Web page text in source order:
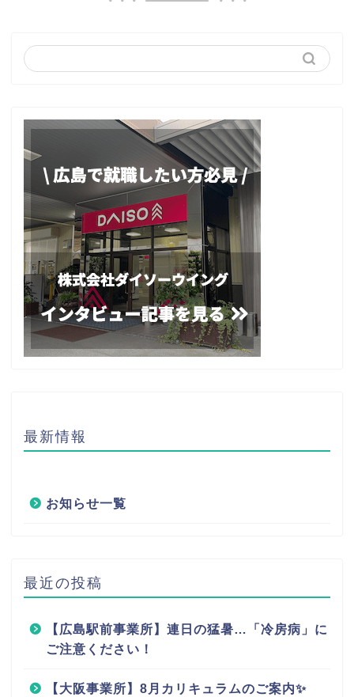
最新情報
お知らせ一覧
最近の投稿
【広島駅前事業所】連日の猛暑…「冷房病」に
ご注意ください！
【大阪事業所】8月カリキュラムのご案内✨